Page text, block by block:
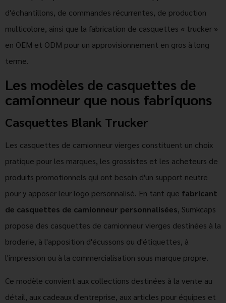
d'échantillons, de commandes récurrentes, de production
multicolore, ainsi que la fabrication de casquettes « trucker »
en OEM et ODM pour un approvisionnement en gros à long
terme.
Les modèles de casquettes de
camionneur que nous fabriquons
Casquettes Blank Trucker
Les casquettes de camionneur vierges constituent un choix
pratique pour les marques, les grossistes et les acheteurs de
produits promotionnels qui ont besoin d'un support neutre
pour y apposer leur logo personnalisé. En tant que fabricant
de casquettes de camionneur personnalisées, Sumkcaps
propose des casquettes de camionneur vierges destinées à la
broderie, à l'apposition d'écussons ou d'étiquettes, à
l'impression ou à la commercialisation sous marque propre.
Ce modèle convient aux collections destinées à la vente au
détail, aux cadeaux d'entreprise, aux articles pour équipes et